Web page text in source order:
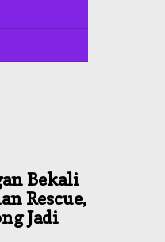
Bekali
Rescue,
Jadi